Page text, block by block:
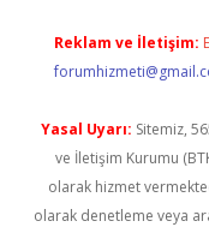
Reklam ve İletişim:
Yasal Uyarı: Sitemiz,
ve İletişim Kurumu
olarak hizmet
olarak denetleme veya